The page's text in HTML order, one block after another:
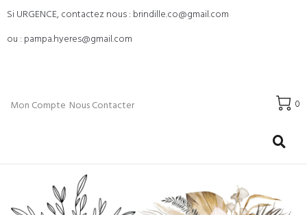
Si URGENCE, contactez nous : brindille.co@gmail.com
ou : pampa.hyeres@gmail.com
Mon Compte Nous Contacter 0